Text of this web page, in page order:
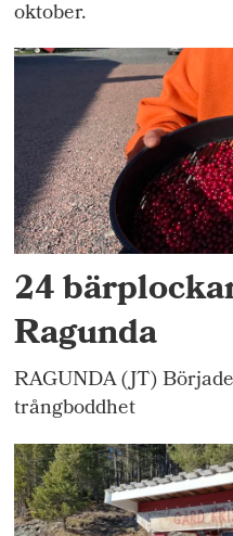
oktober.
24
Ragunda
RAGUNDA (JT)
trångboddhet